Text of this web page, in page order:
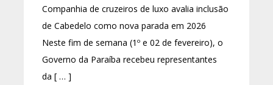
Companhia de cruzeiros de luxo avalia inclusão
de Cabedelo como nova parada em 2026
Neste fim de semana (1º e 02 de fevereiro), o
Governo da Paraíba recebeu representantes
da [ … ]